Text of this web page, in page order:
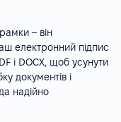
– він
електронний підпис
і DOCX, щоб усунути
документів і
надійно